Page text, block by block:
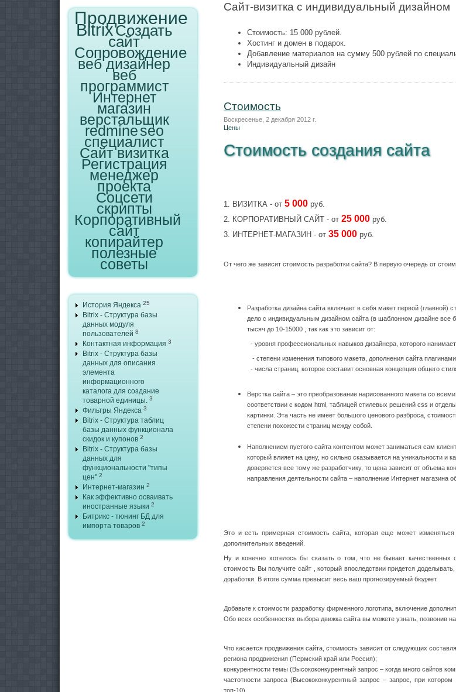
Сайт-визитка с индивидуальный дизайном
Стоимость: 15 000 рублей.
Хостинг и домен в подарок.
Добавление материалов на сумму 500 рублей по
Индивидуальный дизайн
Стоимость
Воскресенье, 2 декабря 2012 г.
Цены
Стоимость создания сайта
1. ВИЗИТКА - от 5 000 руб.
2. КОРПОРАТИВНЫЙ САЙТ - от 25 000 руб.
3. ИНТЕРНЕТ-МАГАЗИН - от 35 000 руб.
От чего же зависит стоимость разработки сайта? В первую очередь от
Разработка дизайна сайта включает в себя макет первой
дело с индивидуальным дизайном сайта (в шаблонном дизайне все
тысяч до 10-15000 , так как это зависит от:
- уровня профессиональных навыков дизайнера, которого
- степени изменения типового макета, дополнения сайта
- числа страниц, которое составит основная концепция общего
Верстка сайта – это преобразование нарисованного макета со
соответствии с кодом html, таблицей стилевых решений css и
картинки. Эта часть не имеет большого ценового разброса,
степени похожести страниц между собой.
Наполнением пустого сайта контентом может заниматься сам
который влияет на цену, но сильно сказывается на уникальности и
доверяется все тому же разработчику, то цена зависит от объема
направления деятельности сайта – наполнение Интернет магазина
Это и есть примерная стоимость сайта, которая еще может
дополнительных введений.
Ну и конечно хотелось бы сказать о том, что не бывает
стоимость Вы получите сайт , который впоследствии придется
доработки. В итоге сумма превысит весь ваш прогнозируемый бюджет.
Добавьте к стоимости разработку фирменного логотипа, включение
Обо всех особенностях выбора движка сайта вы можете узнать, позвонив
Что касается продвижения сайта, стоимость зависит от следующих
региона продвижения (Пермский край или Россия);
конкурентности темы (Высококонкурентный запрос – когда много сайтов
частотности запроса (Высококонкурентный запрос – запрос, при
топ-10).
Продвижение
BitrixСоздать
сайт
Сопровождение
веб дизайнер
веб
программист
Интернет
магазин
верстальщик
redmineseo
специалист
Сайт визитка
Регистрация
менеджер
проекта
Соцсети
скрипты
Корпоративный
сайт
копирайтер
полезные
советы
История Яндекса 25
Bitrix - Структура базы
данных модуля
пользователей 8
Контактная информация 3
Bitrix - Структура базы
данных для описания
элемента
информационного
каталога для создание
товарной единицы. 3
Фильтры Яндекса 3
Bitrix - Структура таблиц
базы данных функционала
скидок и купонов 2
Bitrix - Структура базы
данных для
функциональности "типы
цен" 2
Интернет-магазин 2
Как эффективно осваивать
иностранные языки 2
Битрикс - тюнинг БД для
импорта товаров 2